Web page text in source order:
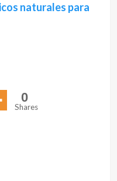
naturales para
0
Shares